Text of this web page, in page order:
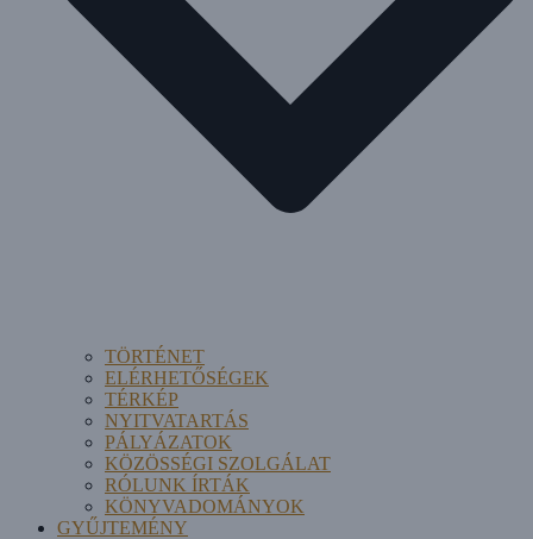
TÖRTÉNET
ELÉRHETŐSÉGEK
TÉRKÉP
NYITVATARTÁS
PÁLYÁZATOK
KÖZÖSSÉGI SZOLGÁLAT
RÓLUNK ÍRTÁK
KÖNYVADOMÁNYOK
GYŰJTEMÉNY